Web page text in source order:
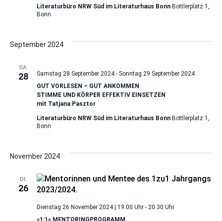
Literaturbüro NRW Süd im Literaturhaus Bonn Bottlerplatz 1,
Bonn
September 2024
SA.
28
GUT VORLESEN – GUT ANKOMMEN
STIMME UND KÖRPER EFFEKTIV EINSETZEN
mit Tatjana Pasztor
Samstag 28 September 2024- Sonntag 29 September 2024
Literaturbüro NRW Süd im Literaturhaus Bonn Bottlerplatz 1,
Bonn
November 2024
DI.
26
»1:1« MENTORINGPROGRAMM
Dienstag 26 November 2024 | 19.00 Uhr- 20.30 Uhr